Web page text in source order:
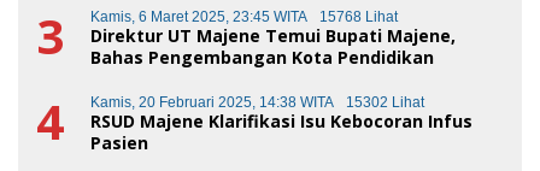
3 Kamis, 6 Maret 2025, 23:45 WITA 15768 Lihat
Direktur UT Majene Temui Bupati Majene,
Bahas Pengembangan Kota Pendidikan
4 Kamis, 20 Februari 2025, 14:38 WITA 15302 Lihat
RSUD Majene Klarifikasi Isu Kebocoran Infus
Pasien